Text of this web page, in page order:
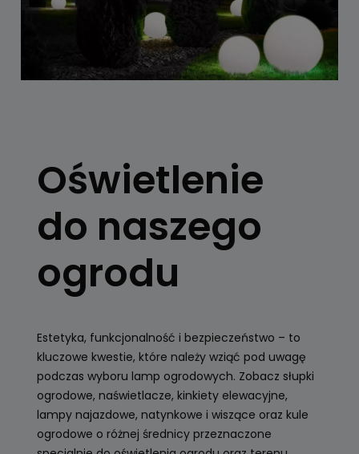
Kule, latarnie
ogrodowe, girlandy
Oświetlenie
do naszego
ogrodu
Estetyka, funkcjonalność i bezpieczeństwo – to
kluczowe kwestie, które należy wziąć pod uwagę
podczas wyboru lamp ogrodowych. Zobacz słupki
ogrodowe, naświetlacze, kinkiety elewacyjne,
lampy najazdowe, natynkowe i wiszące oraz kule
ogrodowe o różnej średnicy przeznaczone